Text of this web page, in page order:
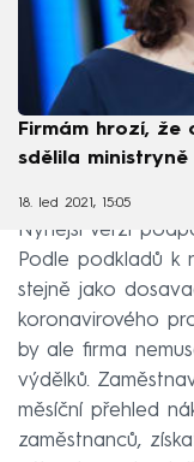
Firmám hrozí,
sdělila ministryně
18. led 2021, 15:05
Nynější verzi
Podle podkladů k
stejně jako
koronavirového
by ale firma
výdělků.
měsíční přehled
zaměstnanců,